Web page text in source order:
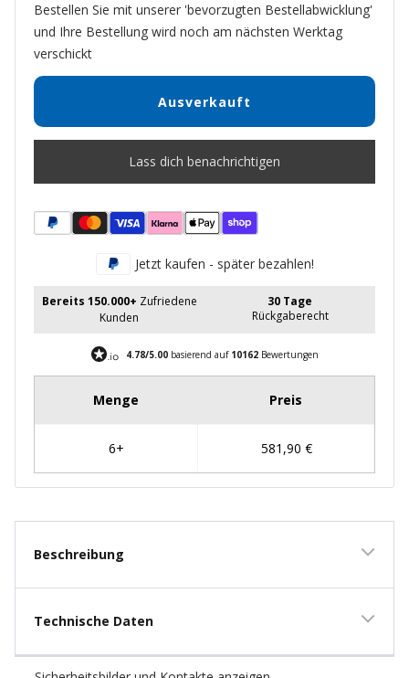
Bestellen Sie mit unserer 'bevorzugten Bestellabwicklung'
und Ihre Bestellung wird noch am nächsten Werktag
verschickt
Ausverkauft
Lass dich benachrichtigen
Jetzt kaufen - später bezahlen!
Bereits 150.000+ Zufriedene
Kunden
30 Tage
Rückgaberecht
4.78/5.00basierend auf 10162Bewertungen
Beschreibung
Technische Daten